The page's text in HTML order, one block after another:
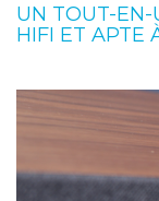
UN TOUT-EN-
HIFI ET APTE